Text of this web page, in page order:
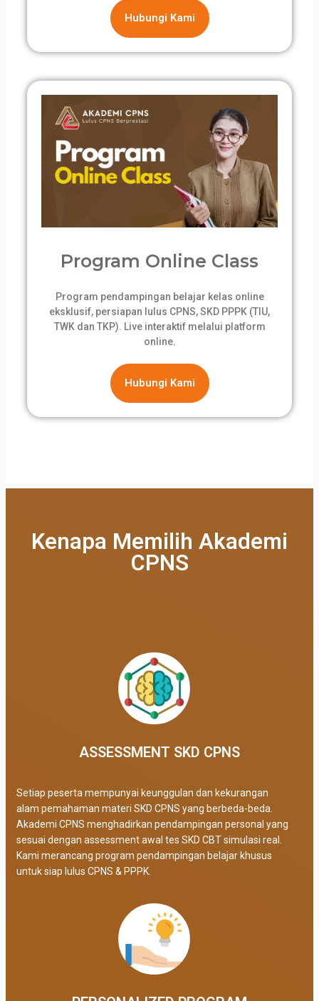
Hubungi Kami
Program Online Class
Program pendampingan belajar kelas online
eksklusif, persiapan lulus CPNS, SKD PPPK (TIU,
TWK dan TKP). Live interaktif melalui platform
online.
Hubungi Kami
Kenapa Memilih Akademi
CPNS
ASSESSMENT SKD CPNS
Setiap peserta mempunyai keunggulan dan kekurangan
alam pemahaman materi SKD CPNS yang berbeda-beda.
Akademi CPNS menghadirkan pendampingan personal yang
sesuai dengan assessment awal tes SKD CBT simulasi real
Kami merancang program pendampingan belajar khusus
untuk siap lulus CPNS & PPPK.